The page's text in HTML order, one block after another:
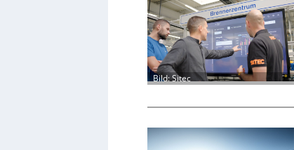
Bild: Sitec